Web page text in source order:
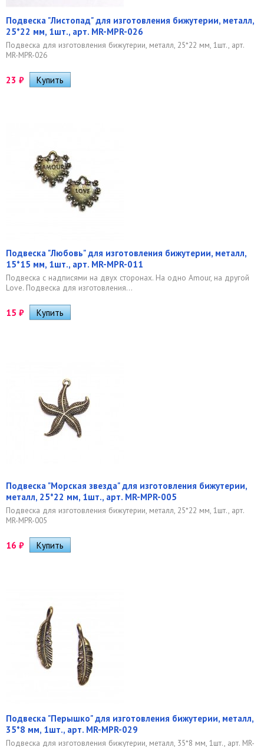
Подвеска "Листопад" для изготовления бижутерии, металл,
25*22 мм, 1шт., арт. MR-MPR-026
Подвеска для изготовления бижутерии, металл, 25*22 мм, 1шт., арт.
MR-MPR-026
23 ₽
Подвеска "Любовь" для изготовления бижутерии, металл,
15*15 мм, 1шт., арт. MR-MPR-011
Подвеска с надписями на двух сторонах. На одно Amour, на другой
Love. Подвеска для изготовления...
15 ₽
Подвеска "Морская звезда" для изготовления бижутерии,
металл, 25*22 мм, 1шт., арт. MR-MPR-005
Подвеска для изготовления бижутерии, металл, 25*22 мм, 1шт., арт.
MR-MPR-005
16 ₽
Подвеска "Перышко" для изготовления бижутерии, металл,
35*8 мм, 1шт., арт. MR-MPR-029
Подвеска для изготовления бижутерии, металл, 35*8 мм, 1шт., арт. MR-